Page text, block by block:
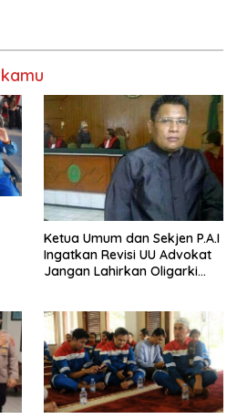
Ketua Umum dan Sekjen P.A.I
Ingatkan Revisi UU Advokat
Jangan Lahirkan Oligarki